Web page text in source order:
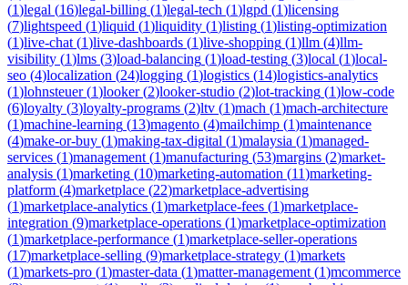
(1)legal (16)legal-billing (1)legal-tech (1)lgpd (1)licensing
(7)lightspeed (1)liquid (1)liquidity (1)listing (1)listing-optimization
(1)live-chat (1)live-dashboards (1)live-shopping (1)llm (4)llm-
visibility (1)lms (3)load-balancing (1)load-testing (3)local (1)local-
seo (4)localization (24)logging (1)logistics (14)logistics-analytics
(1)lohnsteuer(1)looker(2)looker-studio (2)lot-tracking (1)low-code
(6)loyalty (3)loyalty-programs (2)ltv (1)mach (1)mach-architecture
(1)machine-learning (13)magento (4)mailchimp (1)maintenance
(4)make-or-buy (1)making-tax-digital (1)malaysia (1)managed-
services (1)management (1)manufacturing (53)margins (2)market-
analysis (1)marketing (10)marketing-automation (11)marketing-
platform (4)marketplace (22)marketplace-advertising
(1)marketplace-analytics (1)marketplace-fees (1)marketplace-
integration (9)marketplace-operations (1)marketplace-optimization
(1)marketplace-performance (1)marketplace-seller-operations
(17)marketplace-selling (9)marketplace-strategy (1)markets
(1)markets-pro (1)master-data (1)matter-management (1)mcommerce